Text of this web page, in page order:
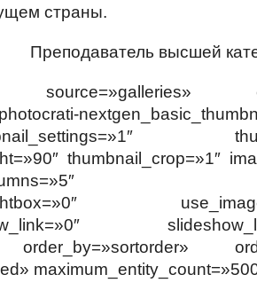
страны.
Преподаватель высшей
source=»galleries»
thumbnail_crop=»1″